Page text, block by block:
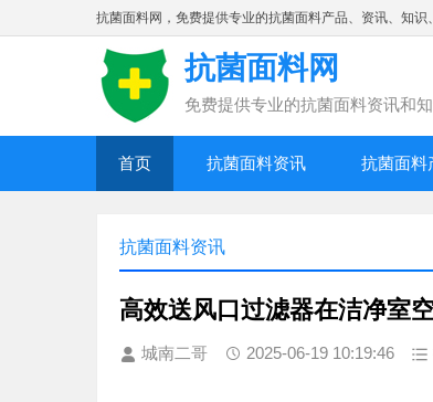
抗菌面料网，免费提供专业的抗菌面料产品、资讯、知
抗菌面料网
免费提供专业的抗菌面料资讯和
首页 抗菌面料资讯 抗菌面料
抗菌面料资讯
高效送风口过滤器在洁净室
城南二哥 2025-06-19 10:19:46